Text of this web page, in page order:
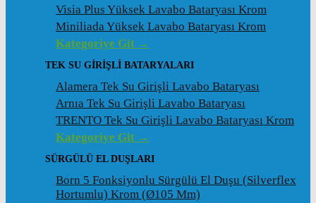
Visia Plus Yüksek Lavabo Bataryası Krom
Miniliada Yüksek Lavabo Bataryası Krom
Kategoriye Git →
TEK SU GİRİŞLİ BATARYALARI
Alamera Tek Su Girişli Lavabo Bataryası
Arnıa Tek Su Girişli Lavabo Bataryası
TRENTO Tek Su Girişli Lavabo Bataryası Krom
Kategoriye Git →
SÜRGÜLÜ EL DUŞLARI
Born 5 Fonksiyonlu Sürgülü El Duşu (Silverflex
Hortumlu) Krom (ø105 Mm)